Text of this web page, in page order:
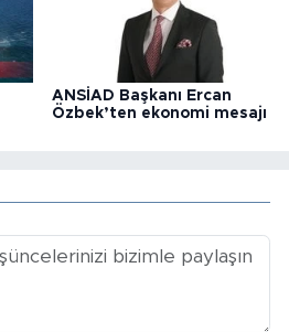
ANSİAD Başkanı Ercan
Özbek’ten ekonomi mesajı